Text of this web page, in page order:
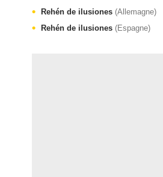
Rehén de ilusiones (Allemagne)
Rehén de ilusiones (Espagne)